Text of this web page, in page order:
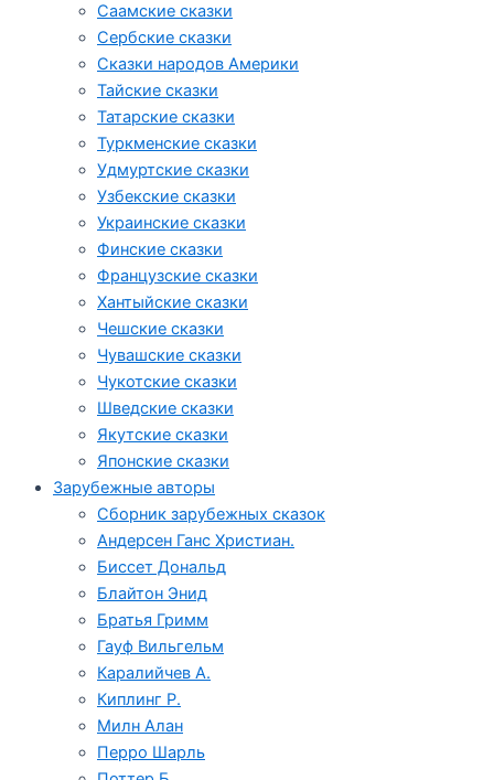
Cаамские сказки
Сербские сказки
Сказки народов Америки
Тайские сказки
Татарские сказки
Туркменские сказки
Удмуртские сказки
Узбекские сказки
Украинские сказки
Финские сказки
Французские сказки
Хантыйские сказки
Чешские сказки
Чувашские сказки
Чукотские сказки
Шведские сказки
Якутские сказки
Японские сказки
Зарубежные авторы
Сборник зарубежных сказок
Андерсен Ганс Христиан.
Биссет Дональд
Блайтон Энид
Братья Гримм
Гауф Вильгельм
Каралийчев А.
Киплинг Р.
Милн Алан
Перро Шарль